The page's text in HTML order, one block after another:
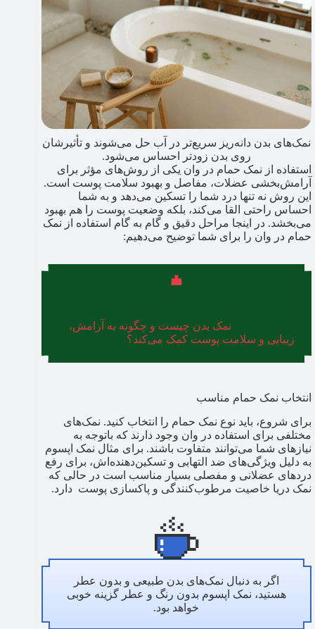
نمک‌های بدن دانه‌ریز سریع‌تر در آب حل می‌شوند و تأثیرشان
روی بدن زودتر احساس می‌شود.
استفاده از نمک حمام در وان یکی از روش‌های مؤثر برای
آرامش‌بخشی عضلات، مفاصل و بهبود سلامت پوست است.
این روش نه تنها درد شما را تسکین می‌دهد و به شما
احساس راحتی القا می‌کند، بلکه وضعیت پوست را هم بهبود
می‌بخشد. در اینجا مراحل دقیق و گام به گام استفاده از نمک
حمام در وان را برای شما توضیح می‌دهیم:
نمک بدن چیست و چگونه به آرامش،
زیبایی و سلامت پوست کمک می‌کند؟
انتخاب نمک حمام مناسب
برای شروع، باید نوع نمک حمام را انتخاب کنید. نمک‌های
مختلفی برای استفاده در وان وجود دارند که باتوجه به
نیازهای شما می‌توانند متفاوت باشند. برای مثال نمک اپسوم
به دلیل ویژگی‌های ضد التهابی و تسکین‌دهنده‌اش، برای رفع
دردهای عضلانی و مفصلی بسیار مناسب است در حالی که
نمک دریا خاصیت مرطوب‌کنندگی و پاکسازی پوست دارد.
اگر به دنبال نمک‌های بدن طبیعی و بدون عطر
هستید، نمک اپسوم بدون رنگ و عطر گزینه خوبی
خواهد بود.